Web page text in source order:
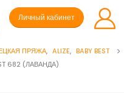
Личный кабинет
ПРЯЖА, ALIZE, BABY BEST
682 (ЛАВАНДА)